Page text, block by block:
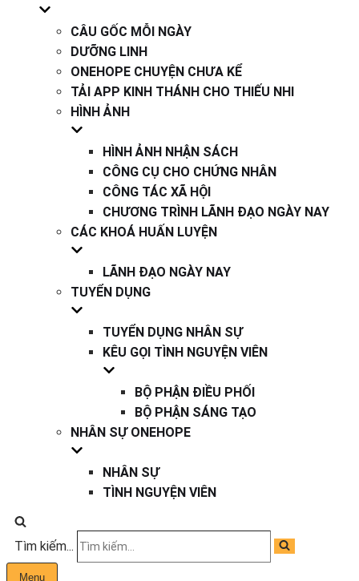
CÂU GỐC MỖI NGÀY
DƯỠNG LINH
ONEHOPE CHUYỆN CHƯA KỂ
TẢI APP KINH THÁNH CHO THIẾU NHI
HÌNH ẢNH
HÌNH ẢNH NHẬN SÁCH
CÔNG CỤ CHO CHỨNG NHÂN
CÔNG TÁC XÃ HỘI
CHƯƠNG TRÌNH LÃNH ĐẠO NGÀY NAY
CÁC KHOÁ HUẤN LUYỆN
LÃNH ĐẠO NGÀY NAY
TUYỂN DỤNG
TUYỂN DỤNG NHÂN SỰ
KÊU GỌI TÌNH NGUYỆN VIÊN
BỘ PHẬN ĐIỀU PHỐI
BỘ PHẬN SÁNG TẠO
NHÂN SỰ ONEHOPE
NHÂN SỰ
TÌNH NGUYỆN VIÊN
Tìm kiếm...
Menu